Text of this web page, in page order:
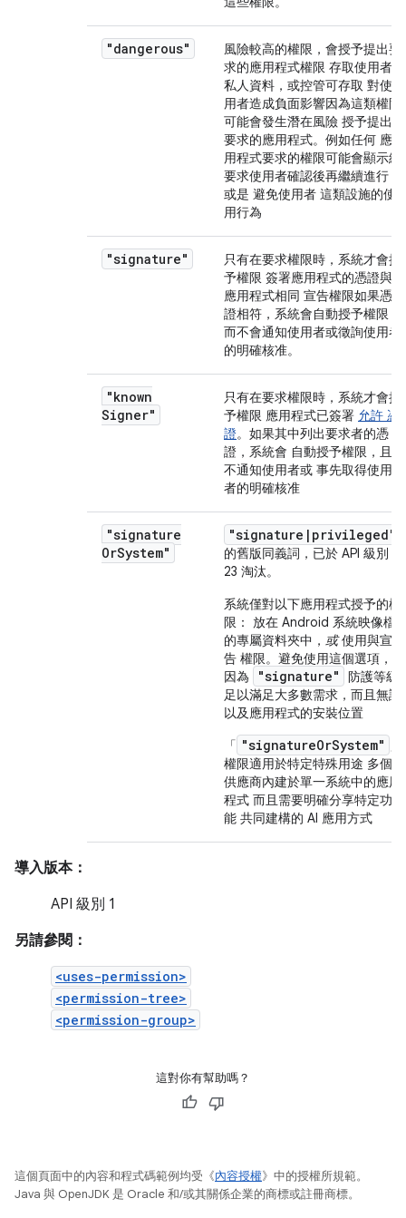
"dangerous"
風險較高的權限，會授予提出要
求的應用程式權限 存取使用者
私人資料，或控管可存取 對使
用者造成負面影響因為這類權限
可能會發生潛在風險 授予提出
要求的應用程式。例如任何 應
用程式要求的權限可能會顯示給
要求使用者確認後再繼續進行，
或是 避免使用者 這類設施的使
用行為
"signature"
只有在要求權限時，系統才會授
予權限 簽署應用程式的憑證與
應用程式相同 宣告權限如果憑
證相符，系統會自動授予權限，
而不會通知使用者或徵詢使用者
的明確核准。
"known
Signer"
只有在要求權限時，系統才會授
予權限 應用程式已簽署 允許 憑
證。如果其中列出要求者的憑
證，系統會 自動授予權限，且
不通知使用者或 事先取得使用
者的明確核准
"signature
OrSystem"
"signature|privileged"
的舊版同義詞， 已於 API 級別
23 淘汰。
系統僅對以下應用程式授予的權
限： 放在 Android 系統映像檔
的專屬資料夾中， 或使用與宣
告 權限。避免使用這個選項，
因為
"signature"
防護等級
足以滿足大多數需求，而且無論
以及應用程式的安裝位置
「 "signatureOrSystem"
權限適用於特定特殊用途 多個
供應商內建於單一系統中的應用
程式 而且需要明確分享特定功
能 共同建構的 AI 應用方式
導入版本：
API 級別 1
另請參閱：
<uses-permission>
<permission-tree>
<permission-group>
這對你有幫助嗎？
這個頁面中的內容和程式碼範例均受《內容授權》中的授權所規範。
Java 與 OpenJDK 是 Oracle 和/或其關係企業的商標或註冊商標。